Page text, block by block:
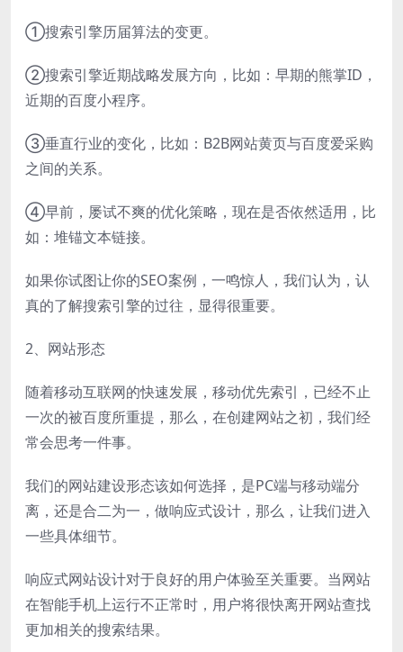
①搜索引擎历届算法的变更。
②搜索引擎近期战略发展方向，比如：早期的熊掌ID，
近期的百度小程序。
③垂直行业的变化，比如：B2B网站黄页与百度爱采购
之间的关系。
④早前，屡试不爽的优化策略，现在是否依然适用，比
如：堆锚文本链接。
如果你试图让你的SEO案例，一鸣惊人，我们认为，认
真的了解搜索引擎的过往，显得很重要。
2、网站形态
随着移动互联网的快速发展，移动优先索引，已经不止
一次的被百度所重提，那么，在创建网站之初，我们经
常会思考一件事。
我们的网站建设形态该如何选择，是PC端与移动端分
离，还是合二为一，做响应式设计，那么，让我们进入
一些具体细节。
响应式网站设计对于良好的用户体验至关重要。当网站
在智能手机上运行不正常时，用户将很快离开网站查找
更加相关的搜索结果。